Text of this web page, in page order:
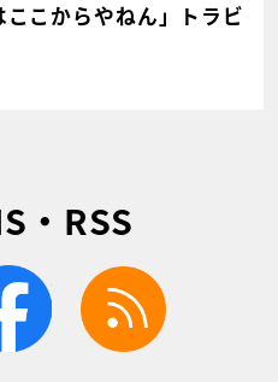
こからやねん」トラビ
・RSS
facebook